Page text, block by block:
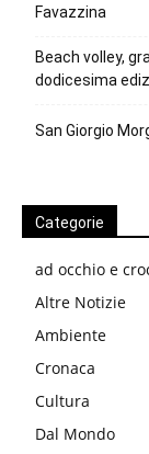
Favazzina
Beach volley,
dodicesima
San Giorgio
Categorie
ad occhio e
Altre Notizie
Ambiente
Cronaca
Cultura
Dal Mondo